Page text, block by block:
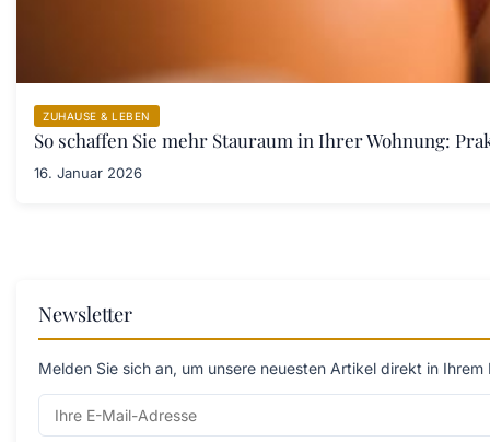
ZUHAUSE & LEBEN
So schaffen Sie mehr Stauraum in Ihrer Wohnung:
16. Januar 2026
Newsletter
Melden Sie sich an, um unsere neuesten Artikel direkt in